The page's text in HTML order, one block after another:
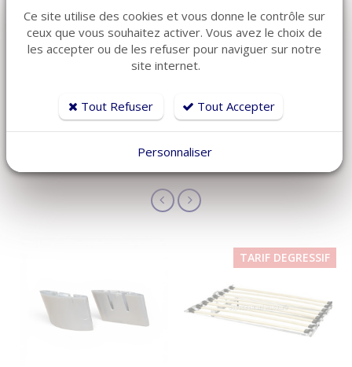
Coloris noir uniquement
ARTICLES CONNEXES
TARIF DEGRESSIF
Ce site utilise des cookies et vous donne le contrôle sur
ceux que vous souhaitez activer. Vous avez le choix de
les accepter ou de les refuser pour naviguer sur notre
site internet.
Tout Refuser Tout Accepter
Personnaliser